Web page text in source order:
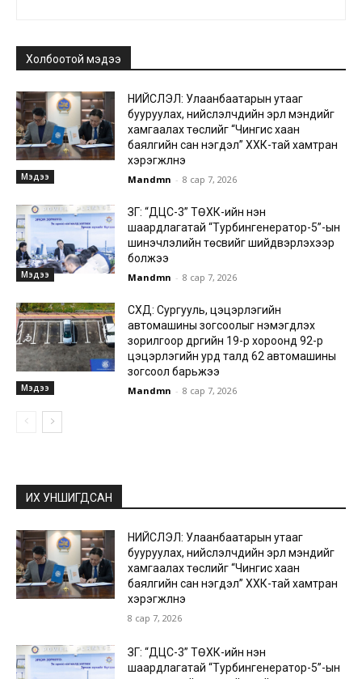
Холбоотой мэдээ
Мэдээ
НИЙСЛЭЛ: Улаанбаатарын утааг
бууруулах, нийслэлчүүдийн эрүүл мэндийг
хамгаалах төслийг “Чингис хаан
баялгийн сан нэгдэл” ХХК-тай хамтран
хэрэгжүүлнэ
Mandmn - 8 сар 7, 2026
Мэдээ
ЗГ: “ДЦС-3” ТӨХК-ийн нэн
шаардлагатай “Турбингенератор-5”-ын
шинэчлэлийн төсвийг шийдвэрлэхээр
болжээ
Mandmn - 8 сар 7, 2026
Мэдээ
СХД: Сургууль, цэцэрлэгийн
автомашины зогсоолыг нэмэгдүүлэх
зорилгоор дүүргийн 19-р хороонд 92-р
цэцэрлэгийн урд талд 62 автомашины
зогсоол барьжээ
Mandmn - 8 сар 7, 2026
ИХ УНШИГДСАН
НИЙСЛЭЛ: Улаанбаатарын утааг
бууруулах, нийслэлчүүдийн эрүүл мэндийг
хамгаалах төслийг “Чингис хаан
баялгийн сан нэгдэл” ХХК-тай хамтран
хэрэгжүүлнэ
8 сар 7, 2026
ЗГ: “ДЦС-3” ТӨХК-ийн нэн
шаардлагатай “Турбингенератор-5”-ын